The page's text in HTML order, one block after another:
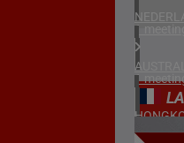
1
1
3